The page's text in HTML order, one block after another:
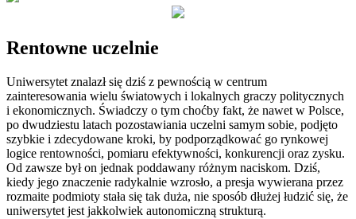
Rentowne uczelnie
Uniwersytet znalazł się dziś z pewnością w centrum
zainteresowania wielu światowych i lokalnych graczy politycznych
i ekonomicznych. Świadczy o tym choćby fakt, że nawet w Polsce,
po dwudziestu latach pozostawiania uczelni samym sobie, podjęto
szybkie i zdecydowane kroki, by podporządkować go rynkowej
logice rentowności, pomiaru efektywności, konkurencji oraz zysku.
Od zawsze był on jednak poddawany różnym naciskom. Dziś,
kiedy jego znaczenie radykalnie wzrosło, a presja wywierana przez
rozmaite podmioty stała się tak duża, nie sposób dłużej łudzić się, że
uniwersytet jest jakkolwiek autonomiczną strukturą.